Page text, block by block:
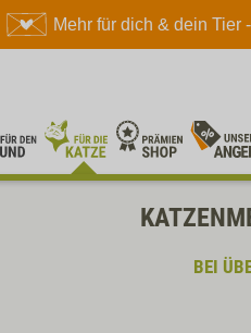
Mehr für dich & dein Tier
BEI